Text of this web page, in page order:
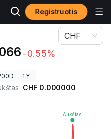
Registruotis
PUMP
-0.55%
CHF
1Y
CHF 0.000000